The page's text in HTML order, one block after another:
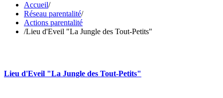
Accueil/
Réseau parentalité/
Actions parentalité
/Lieu d'Eveil "La Jungle des Tout-Petits"
Lieu d'Eveil "La Jungle des Tout-Petits"